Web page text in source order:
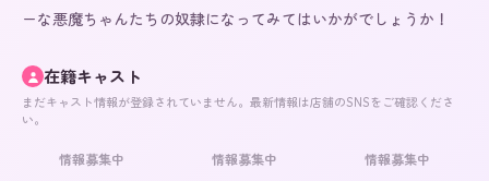
ーな悪魔ちゃんたちの奴隷になってみてはいかがでしょうか！
在籍キャスト
まだキャスト情報が登録されていません。最新情報は店舗のSNSをご確認くださ
い。
情報募集中 情報募集中 情報募集中